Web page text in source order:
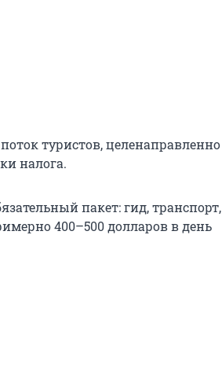
туристов, целенаправленно
налога.
пакет: гид, транспорт,
400–500 долларов в день